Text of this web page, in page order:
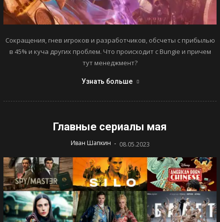
Сокращения, гнев игроков и разработчиков, обсчеты с прибылью
в 45% и куча других проблем. Что происходит с Bungie и причем
тут менеджмент?
Узнать больше
Главные сериалы мая
Иван Шапкин - 08.05.2023